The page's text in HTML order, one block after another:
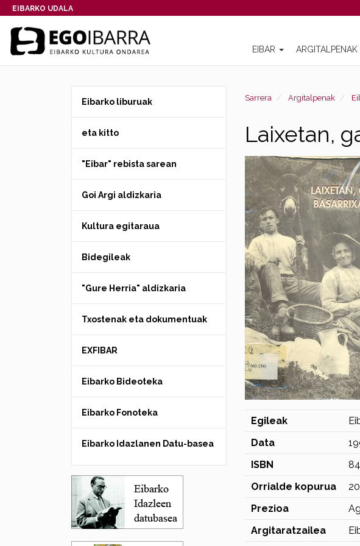
EIBARKO UDALA
EIBAR ARGITALPENAK
Sarrera Argitalpenak
Laixetan,
Egileak
Data
ISBN
Orrialde kopurua
20
Prezioa
Argitaratzailea
Eibarko liburuak
eta kitto
"Eibar" rebista sarean
Goi Argi aldizkaria
Kultura egitaraua
Bidegileak
"Gure Herria" aldizkaria
Txostenak eta dokumentuak
EXFIBAR
Eibarko Bideoteka
Eibarko Fonoteka
Eibarko Idazlanen Datu-basea